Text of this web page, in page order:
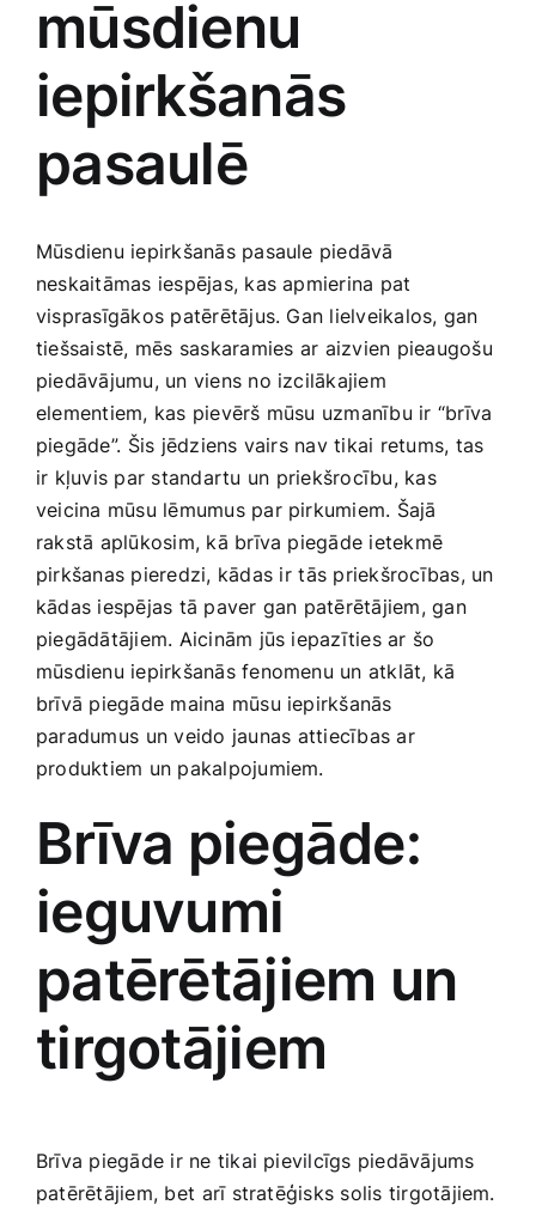
Medicīnas preces
Mobilie telefoni, planšetdatori
Pakalpojumi
Pārtikas preces
Preces birojam
Preces pieaugušajiem
Rotaļlietas, bērnu preces
Smaržas, kosmētika
Sports, tūrisms un atpūta
TV un Sadzīves tehnika
mūsdienu
iepirkšanās
pasaulē
Mūsdienu iepirkšanās ‌pasaule ‌piedāvā
neskaitāmas iespējas, kas apmierina ⁢pat
visprasīgākos patērētājus. Gan ‌lielveikalos, gan
tiešsaistē, mēs saskaramies⁢ ar aizvien pieaugošu
‌piedāvājumu, un viens no izcilākajiem
elementiem, kas pievērš mūsu uzmanību ir “brīva⁤
piegāde”. ⁣Šis jēdziens vairs nav tikai retums, tas
ir kļuvis ‍par standartu un ⁤priekšrocību, kas
veicina mūsu lēmumus par pirkumiem. Šajā
rakstā aplūkosim, ‌kā brīva piegāde ietekmē
pirkšanas pieredzi, kādas ⁤ir⁣ tās priekšrocības,⁢ un⁢
kādas iespējas tā paver gan patērētājiem, gan⁤
piegādātājiem. Aicinām jūs iepazīties ar⁣ šo
mūsdienu iepirkšanās fenomenu un atklāt,‌ kā
brīvā​ piegāde maina mūsu iepirkšanās
paradumus⁣ un‍ veido jaunas ⁣attiecības ar
produktiem‌ un​ pakalpojumiem.
Brīva piegāde:⁤
ieguvumi
patērētājiem un
tirgotājiem
Brīva piegāde ir ne ‌tikai pievilcīgs piedāvājums
patērētājiem, ‌bet ⁤arī stratēģisks solis tirgotājiem.